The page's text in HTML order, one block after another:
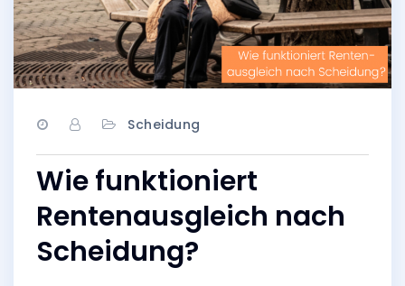
Scheidung
Wie funktioniert
Rentenausgleich nach
Scheidung?